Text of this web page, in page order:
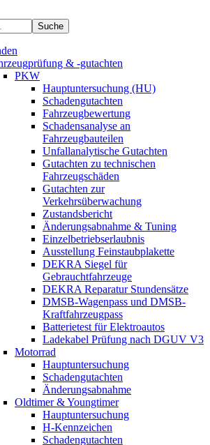
Suche
& -gutachten
PKW
Hauptuntersuchung (HU)
Schadengutachten
Fahrzeugbewertung
Schadensanalyse an
Fahrzeugbauteilen
Unfallanalytische Gutachten
Gutachten zu technischen
Fahrzeugschäden
Gutachten zur
Verkehrsüberwachung
Zustandsbericht
Änderungsabnahme & Tuning
Einzelbetriebserlaubnis
Ausstellung Feinstaubplakette
DEKRA Siegel für
Gebrauchtfahrzeuge
DEKRA Reparatur Stundensätze
DMSB-Wagenpass und DMSB-
Kraftfahrzeugpass
Batterietest für Elektroautos
Ladekabel Prüfung nach DGUV V3
Motorrad
Hauptuntersuchung
Schadengutachten
Änderungsabnahme
Oldtimer & Youngtimer
Hauptuntersuchung
H-Kennzeichen
Schadengutachten